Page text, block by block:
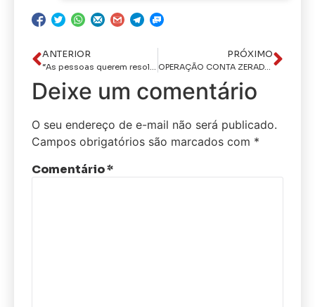
ANTERIOR PRÓXIMO
OPERAÇÃO CONTA ZERADA: Polícia Civil prende suspeito de furto de energia elétrica em Barra de Santa Rosa
Deixe um comentário
O seu endereço de e-mail não será publicado.
Campos obrigatórios são marcados com *
Comentário*